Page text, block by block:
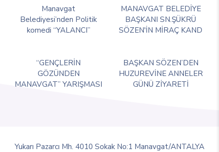
Manavgat
Belediyesi’nden Politik
komedi “YALANCI”
MANAVGAT BELEDİYE
BAŞKANI SN.ŞÜKRÜ
SÖZEN'İN MİRAÇ KAND
“GENÇLERİN
GÖZÜNDEN
MANAVGAT” YARIŞMASI
BAŞKAN SÖZEN’DEN
HUZUREVİNE ANNELER
GÜNÜ ZİYARETİ
Yukarı Pazarcı Mh. 4010 Sokak No:1 Manavgat/ANTALYA